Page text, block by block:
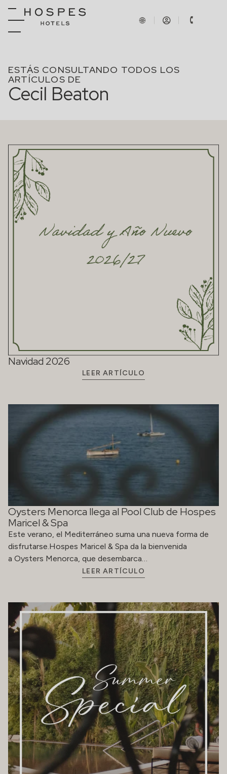
ESTÁS CONSULTANDO TODOS LOS
ARTÍCULOS DE
Cecil Beaton
Navidad 2026
LEER ARTÍCULO
Oysters Menorca llega al Pool Club de Hospes
Maricel & Spa
Este verano, el Mediterráneo suma una nueva forma de
disfrutarse.Hospes Maricel & Spa da la bienvenida
a Oysters Menorca, que desembarca…
LEER ARTÍCULO